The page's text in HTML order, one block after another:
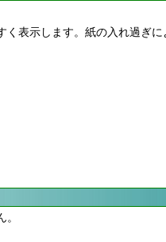
表示します。紙の入れ過ぎ